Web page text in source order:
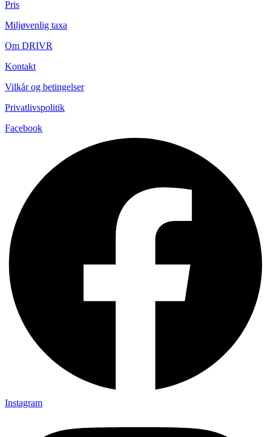
Pris
Miljøvenlig taxa
Om DRIVR
Kontakt
Vilkår og betingelser
Privatlivspolitik
Facebook
Instagram